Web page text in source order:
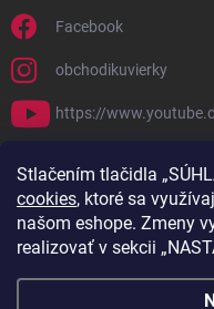
Stlačením tlačidla
cookies, ktoré sa
našom eshope. Zmeny
realizovať v sekcii
Facebook
obchodikuvierky
https://
PRIJÍMAME ONLINE